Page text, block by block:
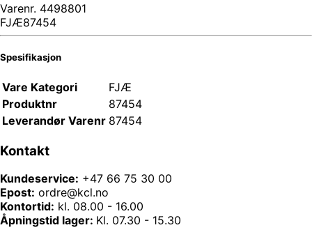
Varenr. 4498801
FJÆ87454
Spesifikasjon
Vare Kategori
FJÆ
Produktnr
87454
Leverandør Varenr 87454
Kontakt
Kundeservice: +47 66 75 30 00
Epost: ordre@kcl.no
Kontortid: kl. 08.00 - 16.00
Åpningstid lager: Kl. 07.30 - 15.30